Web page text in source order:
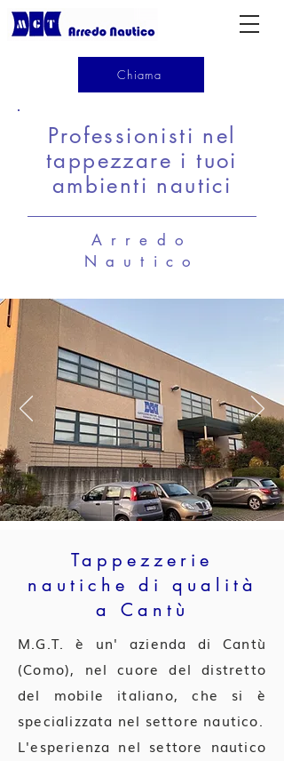
Chiama
Professionisti nel
tappezzare i tuoi
ambienti nautici
Arredo
Nautico
Tappezzerie
nautiche di qualità
a Cantù
M.G.T. è un' azienda di Cantù
(Como), nel cuore del distretto
del mobile italiano, che si è
specializzata nel settore nautico.
L'esperienza nel settore nautico